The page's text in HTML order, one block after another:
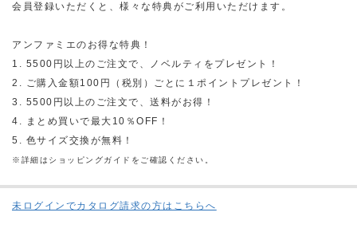
会員登録いただくと、様々な特典がご利用いただけます。
アンファミエのお得な特典！
1. 5500円以上のご注文で、ノベルティをプレゼント！
2. ご購入金額100円（税別）ごとに１ポイントプレゼント！
3. 5500円以上のご注文で、送料がお得！
4. まとめ買いで最大10％OFF！
5. 色サイズ交換が無料！
※詳細はショッピングガイドをご確認ください。
未ログインでカタログ請求の方はこちらへ